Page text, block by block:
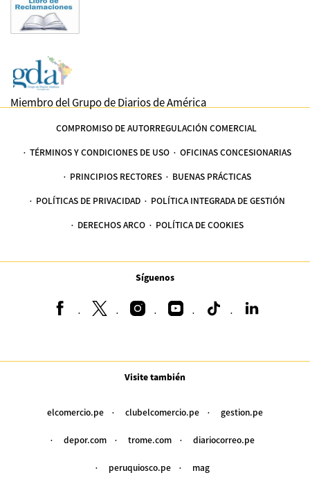
Miembro del Grupo de Diarios de América
COMPROMISO DE AUTORREGULACIÓN COMERCIAL
TÉRMINOS Y CONDICIONES DE USO OFICINAS CONCESIONARIAS
PRINCIPIOS RECTORES BUENAS PRÁCTICAS
POLÍTICAS DE PRIVACIDAD POLÍTICA INTEGRADA DE GESTIÓN
DERECHOS ARCO POLÍTICA DE COOKIES
Síguenos
Visite también
elcomercio.pe clubelcomercio.pe gestion.pe
depor.com trome.com diariocorreo.pe
peruquiosco.pe mag